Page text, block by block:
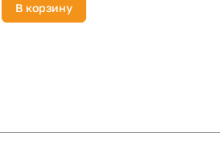
В корзину